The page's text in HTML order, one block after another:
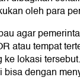
oleh para
agar
atau tempat
lokasi
bisa dengan